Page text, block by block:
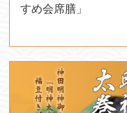
すめ会席膳」